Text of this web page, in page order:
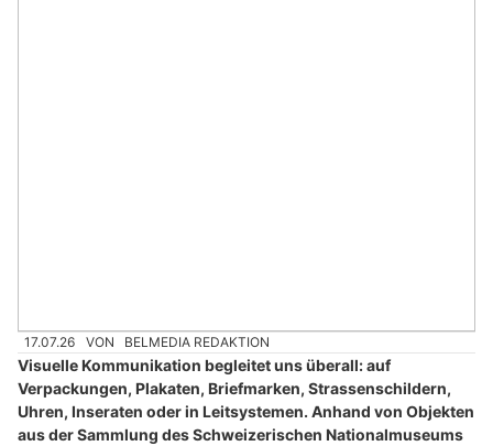
17.07.26 VON BELMEDIA REDAKTION
Visuelle Kommunikation begleitet uns überall: auf
Verpackungen, Plakaten, Briefmarken, Strassenschildern,
Uhren, Inseraten oder in Leitsystemen. Anhand von Objekten
aus der Sammlung des Schweizerischen Nationalmuseums